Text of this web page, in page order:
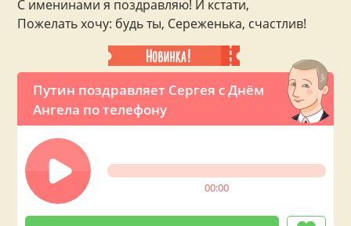
Путин поздравляет Сергея с Днём
Ангела по телефону
00:00
С именинами я поздравляю! И кстати,
Пожелать хочу: будь ты, Сереженька, счастлив!